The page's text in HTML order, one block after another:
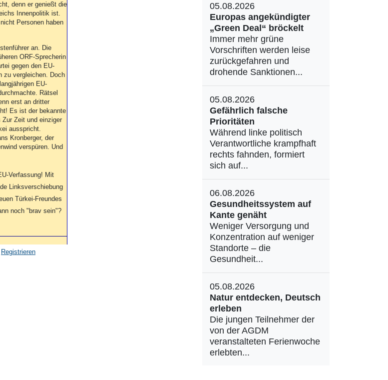
denn er genießt die
Innenpolitik ist.
Personen haben
an. Die
ORF-Sprecherin
gegen den EU-
zu vergleichen. Doch
EU-
Rätsel
erst an dritter
Es ist der bekannte
Zur Zeit und einziger
ausspricht.
Kronberger, der
verspüren. Und
Verfassung! Mit
Linksverschiebung
Türkei-Freundes
noch "brav sein"?
Registrieren
05.08.2026
Europas angekündigter
„Green Deal“ bröckelt
Immer mehr grüne
Vorschriften werden leise
zurückgefahren und
drohende Sanktionen...
05.08.2026
Gefährlich falsche
Prioritäten
Während linke politisch
Verantwortliche krampfhaft
rechts fahnden, formiert
sich auf...
06.08.2026
Gesundheitssystem auf
Kante genäht
Weniger Versorgung und
Konzentration auf weniger
Standorte – die
Gesundheit...
05.08.2026
Natur entdecken, Deutsch
erleben
Die jungen Teilnehmer der
von der AGDM
veranstalteten Ferienwoche
erlebten...